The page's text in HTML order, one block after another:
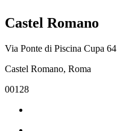
Castel Romano
Via Ponte di Piscina Cupa 64
Castel Romano, Roma
00128